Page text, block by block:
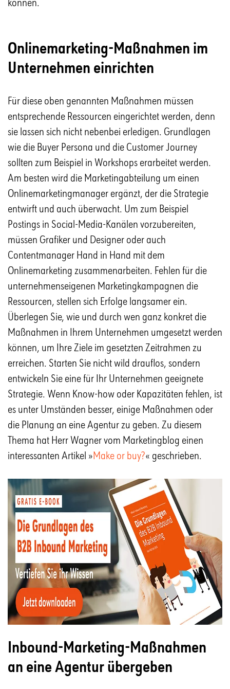
Onlinemarketing-Maßnahmen im
Unternehmen einrichten
Für diese oben genannten Maßnahmen müssen
entsprechende Ressourcen eingerichtet werden, denn
sie lassen sich nicht nebenbei erledigen. Grundlagen
wie die Buyer Persona und die Customer Journey
sollten zum Beispiel in Workshops erarbeitet werden.
Am besten wird die Marketingabteilung um einen
Onlinemarketingmanager ergänzt, der die Strategie
entwirft und auch überwacht. Um zum Beispiel
Postings in Social-Media-Kanälen vorzubereiten,
müssen Grafiker und Designer oder auch
Contentmanager Hand in Hand mit dem
Onlinemarketing zusammenarbeiten. Fehlen für die
unternehmenseigenen Marketingkampagnen die
Ressourcen, stellen sich Erfolge langsamer ein.
Überlegen Sie, wie und durch wen ganz konkret die
Maßnahmen in Ihrem Unternehmen umgesetzt werden
können, um Ihre Ziele im gesetzten Zeitrahmen zu
erreichen. Starten Sie nicht wild drauflos, sondern
entwickeln Sie eine für Ihr Unternehmen geeignete
Strategie. Wenn Know-how oder Kapazitäten fehlen, ist
es unter Umständen besser, einige Maßnahmen oder
die Planung an eine Agentur zu geben. Zu diesem
Thema hat Herr Wagner vom Marketingblog einen
interessanten Artikel »Make or buy?« geschrieben.
Inbound-Marketing-Maßnahmen
an eine Agentur übergeben